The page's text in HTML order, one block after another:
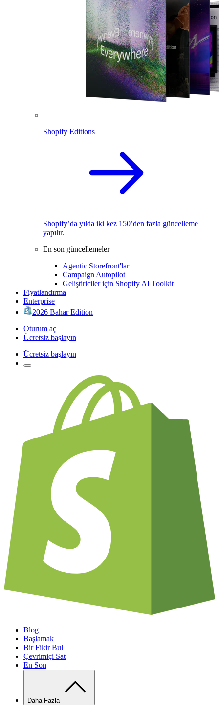
Shopify Editions
Shopify’da yılda iki kez 150’den fazla güncelleme
yapılır.
En son güncellemeler
Agentic Storefront'lar
Campaign Autopilot
Geliştiriciler için Shopify AI Toolkit
Fiyatlandırma
Enterprise
2026 Bahar Edition
Oturum aç
Ücretsiz başlayın
Ücretsiz başlayın
Blog
Başlamak
Bir Fikir Bul
Çevrimiçi Sat
En Son
Daha Fazla